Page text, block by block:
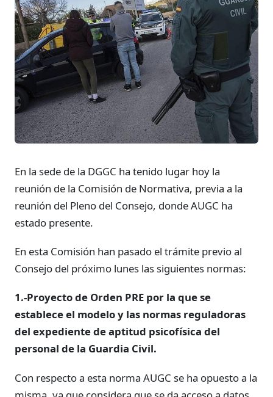
En la sede de la DGGC ha tenido lugar hoy la
reunión de la Comisión de Normativa, previa a la
reunión del Pleno del Consejo, donde AUGC ha
estado presente.
En esta Comisión han pasado el trámite previo al
Consejo del próximo lunes las siguientes normas:
1.-Proyecto de Orden PRE por la que se
establece el modelo y las normas reguladoras
del expediente de aptitud psicofísica del
personal de la Guardia Civil.
Con respecto a esta norma AUGC se ha opuesto a la